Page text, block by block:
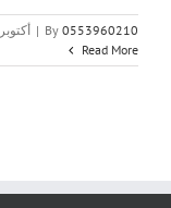
By 0553960210
| أكتوبر 3rd, 2019
Read More